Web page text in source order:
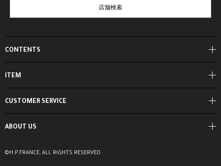
CONTENTS
ITEM
ABOUT US
店舗検索
CUSTOMER SERVICE
©H.P.FRANCE, ALL RIGHTS RESERVED.